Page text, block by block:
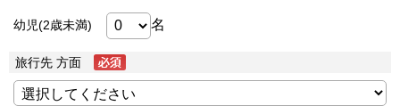
幼児(2歳未満) 名
旅行先 方面